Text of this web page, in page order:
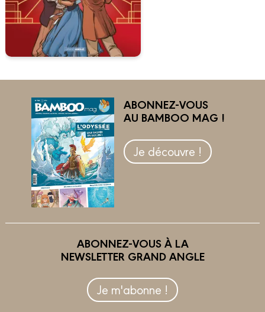
ABONNEZ-VOUS
AU BAMBOO MAG !
Je découvre !
ABONNEZ-VOUS À LA
NEWSLETTER GRAND ANGLE
Je m'abonne !